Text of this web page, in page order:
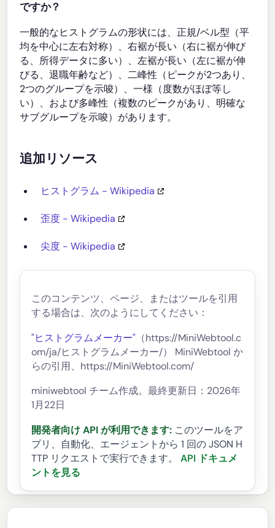
ですか？
一般的なヒストグラムの形状には、正規/ベル型（平
均を中心に左右対称）、右裾が長い（右に裾が伸び
る、所得データに多い）、左裾が長い（左に裾が伸
びる、退職年齢など）、二峰性（ピークが2つあり、
2つのグループを示唆）、一様（度数がほぼ等し
い）、および多峰性（複数のピークがあり、明確な
サブグループを示唆）があります。
追加リソース
ヒストグラム - Wikipedia
歪度 - Wikipedia
尖度 - Wikipedia
このコンテンツ、ページ、またはツールを引用
する場合は、次のようにしてください：
"ヒストグラムメーカー" （https://MiniWebtool.c
om/ja/ヒストグラムメーカー/） MiniWebtool か
らの引用、https://MiniWebtool.com/
miniwebtool チーム作成。最終更新日：2026年
1月22日
開発者向け API が利用できます: このツールをア
プリ、自動化、エージェントから 1 回の JSON H
TTP リクエストで実行できます。
API ドキュメ
ントを見る